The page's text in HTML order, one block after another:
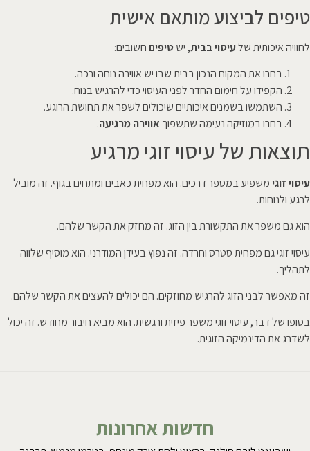
טיפים לביצוע מותאם אישית
לחוויה איכותית שלעיסוי בבית, ישטיפיםחשובים:
בחרו את המקום הנכון בבית שבו יש אווירה נוחה ורכה.
הקפידו על חימום החדר לפני העיסוי כדי להרגיש בנוח.
השתמשו בשמנים איכותיים שיכולים לשפר את תחושת הרוגע.
בחרו במוזיקה נעימה שתשפוך אווירה מרגיעה.
תוצאות של עיסוי זוגי מרגיע
עיסוי זוגי משפיע במספר דרכים. הוא מפחית כאבים ומתחים בגוף. זה מוביל
לרגע ולנוחות.
הוא גם משפר את התקשורת בין הזוג. זה מחזק את הקשר שלהם.
עיסוי זוגי גם מפחית סטרס וחרדה. זה נפוץ בעידן המודרני. הוא מוסיף שלווה
לתהליך.
זה מאפשר לבני הזוג להרגיש מחוזקים. הם יכולים להעצים את הקשר שלהם.
בסופו של דבר, עיסוי זוגי משפר פיזית ורגשית. הוא מביא חיבור מחודש. זה יכול
לשדרג את הדינמיקה הזוגית.
חדשות אחרונות